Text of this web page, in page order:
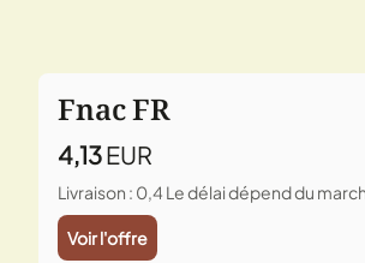
Fnac FR
4,13EUR
Livraison : 0,4 Le délai dépend du
Voir l'offre